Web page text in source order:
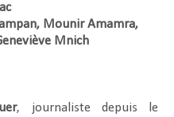
Mounir Amamra,
Mnich
, journaliste depuis le